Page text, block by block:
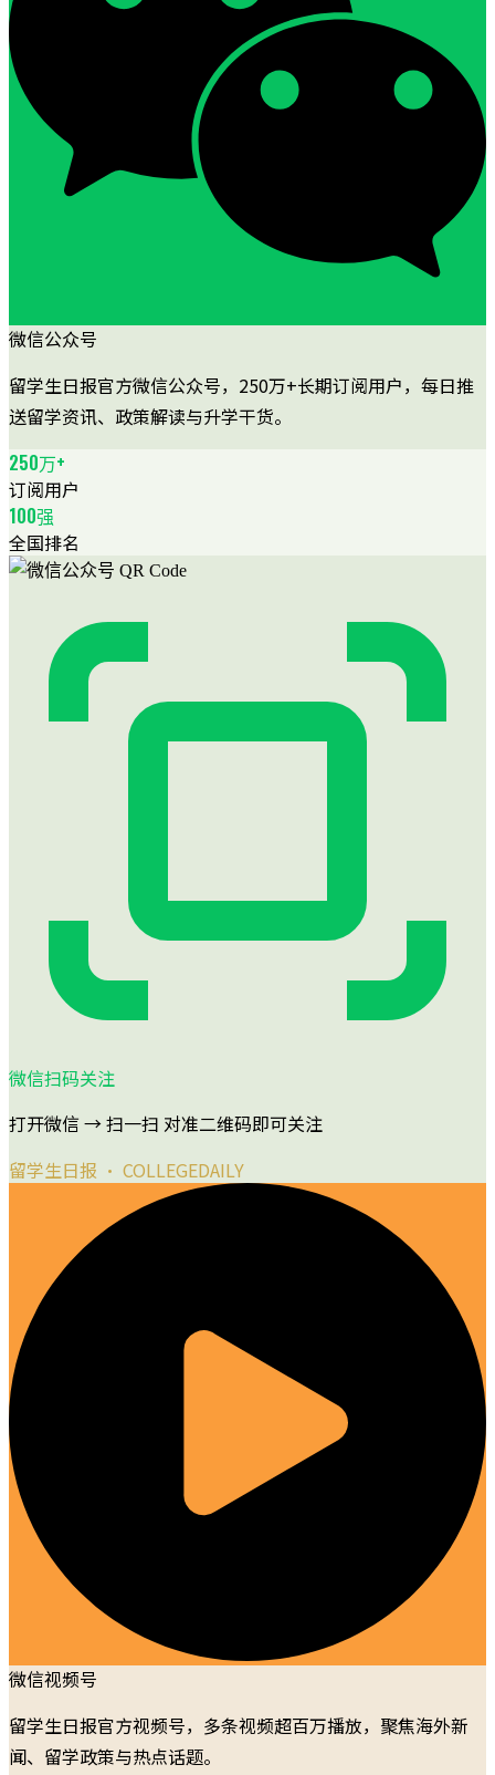
微信公众号
留学生日报官方微信公众号，250万+长期订阅用户，每日推
送留学资讯、政策解读与升学干货。
250万+
订阅用户
100强
全国排名
微信扫码关注
打开微信 → 扫一扫 对准二维码即可关注
留学生日报 · COLLEGEDAILY
微信视频号
留学生日报官方视频号，多条视频超百万播放，聚焦海外新
闻、留学政策与热点话题。